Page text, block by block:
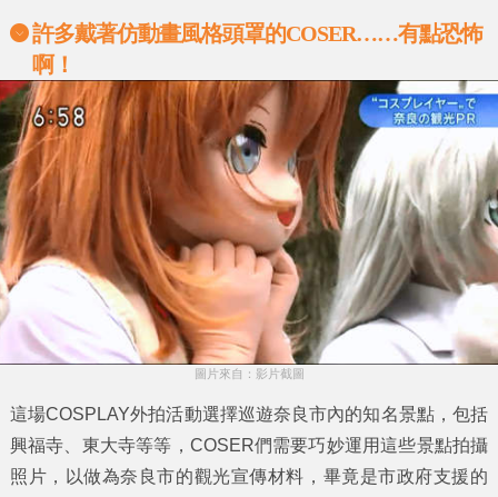
許多戴著仿動畫風格頭罩的COSER……有點恐怖
啊！
圖片來自：影片截圖
這場COSPLAY外拍活動選擇巡遊奈良市內的知名景點，包括
興福寺、東大寺等等，COSER們需要巧妙運用這些景點拍攝
照片，以做為奈良市的觀光宣傳材料，畢竟是市政府支援的